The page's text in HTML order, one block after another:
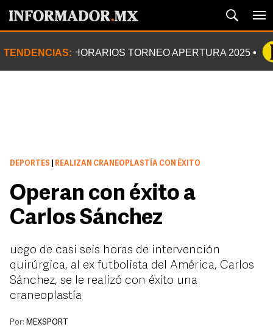
TENDENCIAS: HORARIOS TORNEO APERTURA 2025
DEPORTES REALIZAN CRANEOPLASTÍA CON ÉXITO
Operan con éxito a
Carlos Sánchez
uego de casi seis horas de intervención
quirúrgica, al ex futbolista del América, Carlos
Sánchez, se le realizó con éxito una
craneoplastía
Por: MEXSPORT